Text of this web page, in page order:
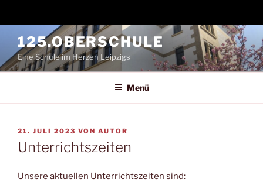
Inhalt
springen
125.OBERSCHULE
Eine Schule im Herzen Leipzigs
Menü
VERÖFFENTLICHT
AM
21. JULI 2023 VON AUTOR
Unterrichtszeiten
Unsere aktuellen Unterrichtszeiten sind: